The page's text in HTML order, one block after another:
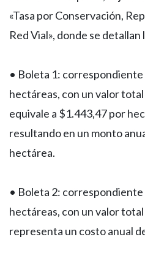
«Tasa por Conservación,
Red Vial», donde se
• Boleta 1: correspondiente
hectáreas, con un valor
equivale a $1.443,47 por
resultando en un monto
hectárea.
• Boleta 2: correspondiente
hectáreas, con un valor
representa un costo anual